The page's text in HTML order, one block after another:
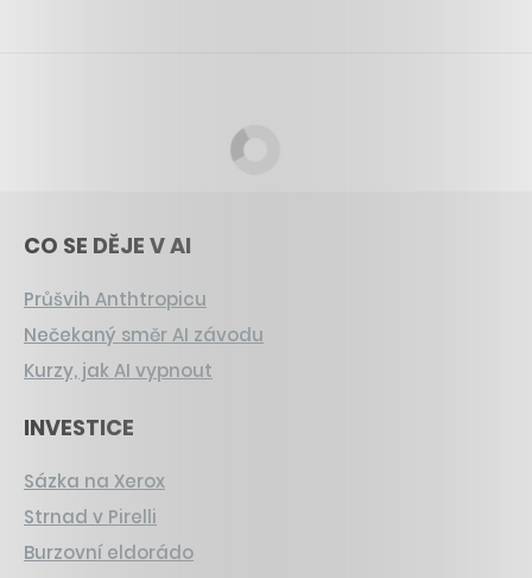
CO SE DĚJE V AI
Průšvih Anthtropicu
Nečekaný směr AI závodu
Kurzy, jak AI vypnout
INVESTICE
Sázka na Xerox
Strnad v Pirelli
Burzovní eldorádo